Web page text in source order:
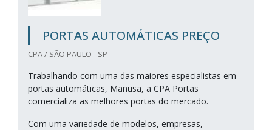
PORTAS AUTOMÁTICAS PREÇO
CPA / SÃO PAULO - SP
Trabalhando com uma das maiores especialistas em
portas automáticas, Manusa, a CPA Portas
comercializa as melhores portas do mercado.
Com uma variedade de modelos, empresas,